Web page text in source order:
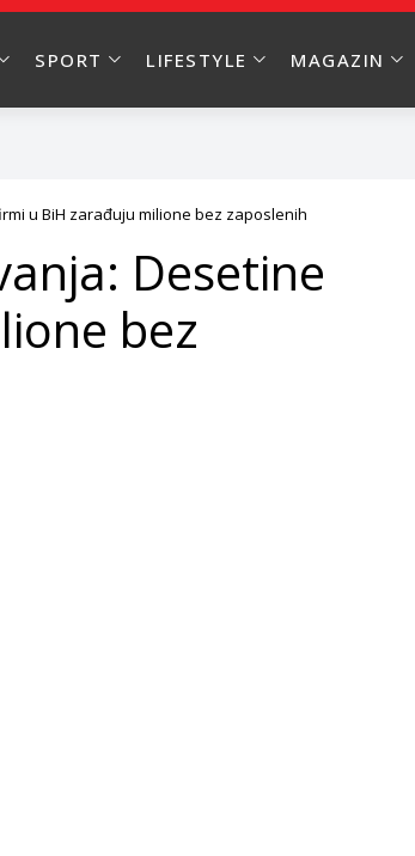
SPORT LIFESTYLE MAGAZIN
u BiH zarađuju milione bez zaposlenih
Desetine
bez